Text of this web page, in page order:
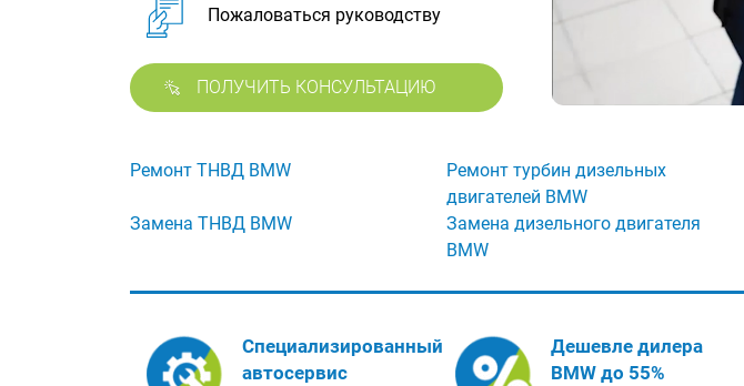
Пожаловаться руководству
ПОЛУЧИТЬ КОНСУЛЬТАЦИЮ
Ремонт ТНВД BMW
Ремонт турбин дизельных
двигателей BMW
Замена ТНВД BMW
Замена дизельного двигателя
BMW
Специализированный
автосервис
Дешевле дилера
BMW до 55%